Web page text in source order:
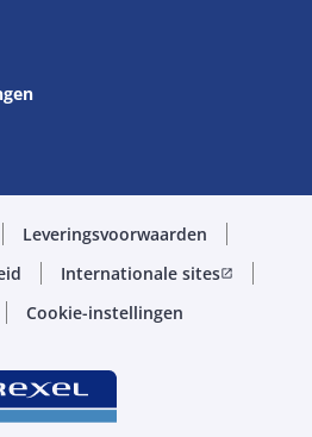
Leveringsvoorwaarden
Internationale sitesopen_in_new
Cookie-instellingen